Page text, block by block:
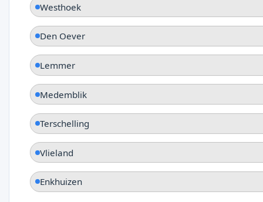
Westhoek
Den Oever
Lemmer
Medemblik
Terschelling
Vlieland
Enkhuizen